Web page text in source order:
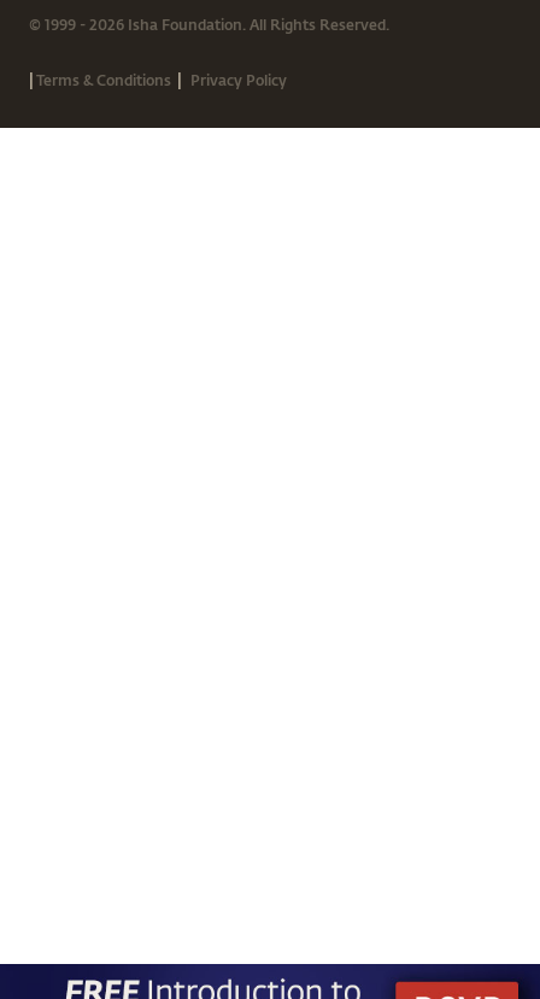
© 1999 - 2026 Isha Foundation. All Rights Reserved.
|Terms & Conditions | Privacy Policy